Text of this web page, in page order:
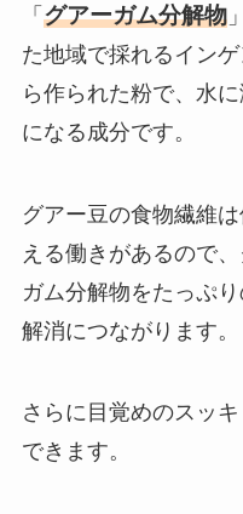
「 グアーガム分解物
た地域で採れるインゲ
ら作られた粉で、水
になる成分です。
グアー豆の食物繊維
える働きがあるので
ガム分解物をたっぷ
解消につながります。
さらに目覚めのスッ
できます。